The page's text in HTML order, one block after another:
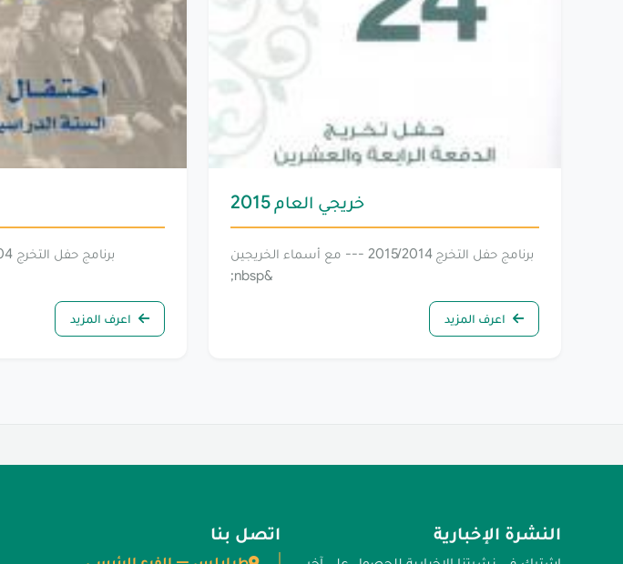
خريجي العام 2015
برنامج حفل التخرج 2015/2014 --- مع أسماء الخريجين
&nbsp;
اعرف المزيد اعرف المزيد
اتصل بنا النشرة الإخبارية